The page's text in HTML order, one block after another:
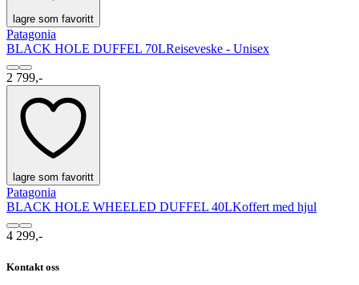
lagre som favoritt
Patagonia
BLACK HOLE DUFFEL 70LReiseveske - Unisex
2 799,-
lagre som favoritt
Patagonia
BLACK HOLE WHEELED DUFFEL 40LKoffert med hjul
4 299,-
Kontakt oss